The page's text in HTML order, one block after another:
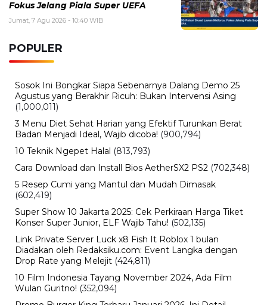
Fokus Jelang Piala Super UEFA
Jumat, 7 Agu 2026 - 10:40 WIB
POPULER
Sosok Ini Bongkar Siapa Sebenarnya Dalang Demo 25
Agustus yang Berakhir Ricuh: Bukan Intervensi Asing
(1,000,011)
3 Menu Diet Sehat Harian yang Efektif Turunkan Berat
Badan Menjadi Ideal, Wajib dicoba! (900,794)
10 Teknik Ngepet Halal (813,793)
Cara Download dan Install Bios AetherSX2 PS2 (702,348)
5 Resep Cumi yang Mantul dan Mudah Dimasak
(602,419)
Super Show 10 Jakarta 2025: Cek Perkiraan Harga Tiket
Konser Super Junior, ELF Wajib Tahu! (502,135)
Link Private Server Luck x8 Fish It Roblox 1 bulan
Diadakan oleh Redaksiku.com: Event Langka dengan
Drop Rate yang Melejit (424,811)
10 Film Indonesia Tayang November 2024, Ada Film
Wulan Guritno! (352,094)